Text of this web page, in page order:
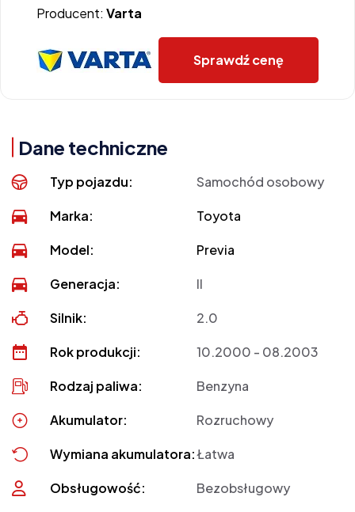
Producent: Varta
Sprawdź cenę
Dane techniczne
Typ pojazdu: Samochód osobowy
Marka: Toyota
Model: Previa
Generacja: II
Silnik: 2.0
Rok produkcji: 10.2000 - 08.2003
Rodzaj paliwa: Benzyna
Akumulator: Rozruchowy
Wymiana akumulatora:Łatwa
Obsługowość: Bezobsługowy